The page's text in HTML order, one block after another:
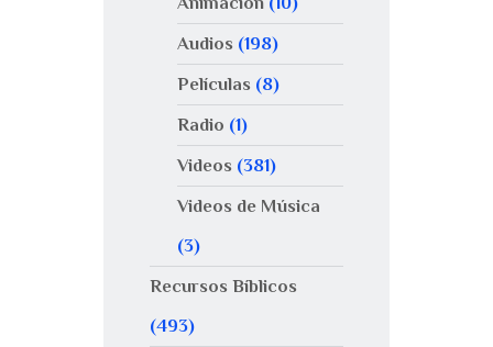
Audios (198)
Películas (8)
Radio (1)
Videos (381)
Videos de Música
(3)
Recursos Bíblicos
(493)